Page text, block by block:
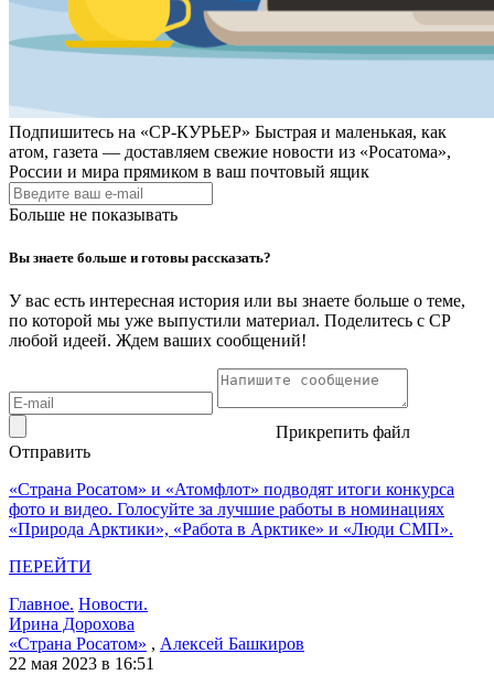
Подпишитесь на «СР-КУРЬЕР» Быстрая и маленькая, как
атом, газета — доставляем свежие новости из «Росатома»,
России и мира прямиком в ваш почтовый ящик
Больше не показывать
Вы знаете больше и готовы рассказать?
У вас есть интересная история или вы знаете больше о теме,
по которой мы уже выпустили материал. Поделитесь с СР
любой идеей. Ждем ваших сообщений!
Прикрепить файл
Отправить
«Страна Росатом» и «Атомфлот» подводят итоги конкурса
фото и видео. Голосуйте за лучшие работы в номинациях
«Природа Арктики», «Работа в Арктике» и «Люди СМП».
ПЕРЕЙТИ
Главное. Новости.
Ирина Дорохова
«Страна Росатом» , Алексей Башкиров
22 мая 2023 в 16:51